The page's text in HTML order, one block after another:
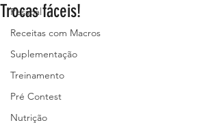
Pessoal
Receitas com Macros
Suplementação
Treinamento
Pré Contest
Nutrição
Trocas fáceis!